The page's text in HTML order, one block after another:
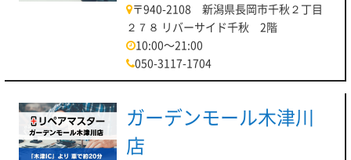
〒940-2108 新潟県長岡市千秋２丁目
２７８ リバーサイド千秋 2階
10:00～21:00
050-3117-1704
ガーデンモール木津川
店